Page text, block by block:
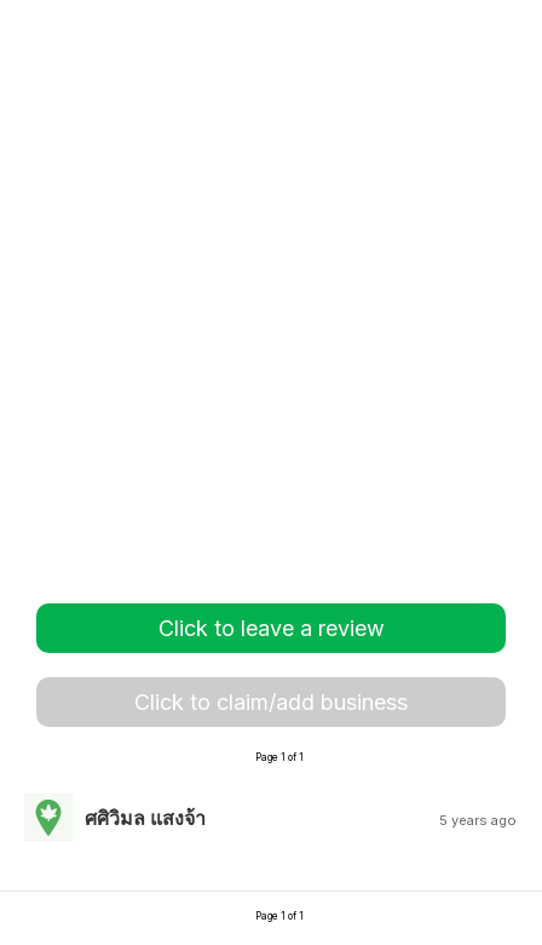
Click to leave a review
Click to claim/add business
Page 1 of 1
ศศิวิมล แสงจ้า 5 years ago
Page 1 of 1